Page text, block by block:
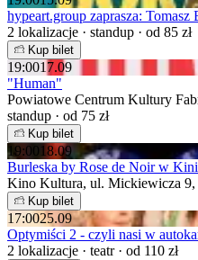
hypeart.group zaprasza:
2 lokalizacje · standup · od 85 zł
Kup bilet
19:0017.09
"Human"
Powiatowe Centrum Kultury
standup · od 75 zł
Kup bilet
19:00 18.09
Burleska by Rose de Noir w
Kino Kultura, ul. Mickiewicza 9,
Kup bilet
17:0025.09
Optymiści 2 - czyli nasi w
2 lokalizacje · teatr · od 110 zł